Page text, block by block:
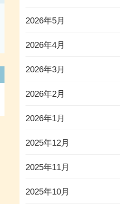
2026年5月
2026年4月
2026年3月
2026年2月
2026年1月
2025年12月
2025年11月
2025年10月